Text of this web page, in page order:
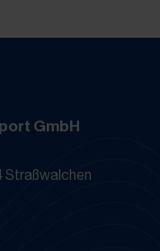
GmbH
Straßwalchen